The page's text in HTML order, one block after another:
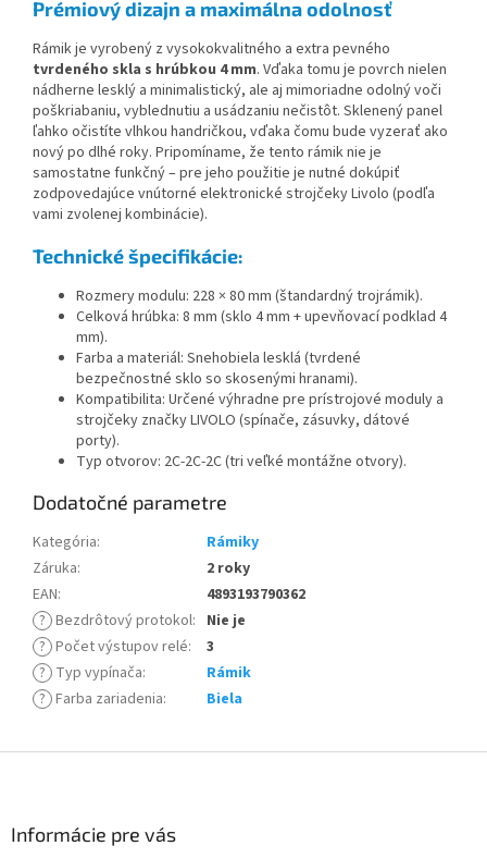
Prémiový dizajn a maximálna odolnosť
Rámik je vyrobený z vysokokvalitného a extra pevného
tvrdeného skla s hrúbkou 4 mm. Vďaka tomu je povrch nielen
nádherne lesklý a minimalistický, ale aj mimoriadne odolný voči
poškriabaniu, vyblednutiu a usádzaniu nečistôt. Sklenený panel
ľahko očistíte vlhkou handričkou, vďaka čomu bude vyzerať ako
nový po dlhé roky. Pripomíname, že tento rámik nie je
samostatne funkčný – pre jeho použitie je nutné dokúpiť
zodpovedajúce vnútorné elektronické strojčeky Livolo (podľa
vami zvolenej kombinácie).
Technické špecifikácie:
Rozmery modulu: 228 × 80 mm (štandardný trojrámik).
Celková hrúbka: 8 mm (sklo 4 mm + upevňovací podklad 4
mm).
Farba a materiál: Snehobiela lesklá (tvrdené
bezpečnostné sklo so skosenými hranami).
Kompatibilita: Určené výhradne pre prístrojové moduly a
strojčeky značky LIVOLO (spínače, zásuvky, dátové
porty).
Typ otvorov: 2C-2C-2C (tri veľké montážne otvory).
Dodatočné parametre
Kategória:
Rámiky
Záruka:
2 roky
EAN:
4893193790362
? Bezdrôtový protokol: Nie je
? Počet výstupov relé:
3
? Typ vypínača:
Rámik
? Farba zariadenia: Biela
Informácie pre vás